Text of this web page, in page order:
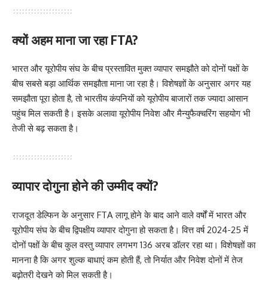
क्यों अहम माना जा रहा FTA?
भारत और यूरोपीय संघ के बीच प्रस्तावित मुक्त व्यापार समझौते को दोनों पक्षों के
बीच सबसे बड़ा आर्थिक समझौता माना जा रहा है। विशेषज्ञों के अनुसार अगर यह
समझौता पूरा होता है, तो भारतीय कंपनियों को यूरोपीय बाजारों तक ज्यादा आसान
पहुंच मिल सकती है। इसके अलावा यूरोपीय निवेश और मैन्युफैक्चरिंग सहयोग भी
तेजी से बढ़ सकता है।
व्यापार दोगुना होने की उम्मीद क्यों?
राजदूत डेल्फिन के अनुसार FTA लागू होने के बाद आने वाले वर्षों में भारत और
यूरोपीय संघ के बीच द्विपक्षीय व्यापार दोगुना हो सकता है। वित्त वर्ष 2024-25 में
दोनों पक्षों के बीच कुल वस्तु व्यापार लगभग 136 अरब डॉलर रहा था। विशेषज्ञों का
मानना है कि अगर शुल्क बाधाएं कम होती हैं, तो निर्यात और निवेश दोनों में तेज
बढ़ोतरी देखने को मिल सकती है।